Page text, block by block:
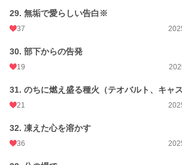
29. 無垢で愛らしい告白※
37
30. 部下からの告発
19
31. のちに燃え盛る種火（テオバルト、キャ
21
32. 凍えた心を溶かす
36